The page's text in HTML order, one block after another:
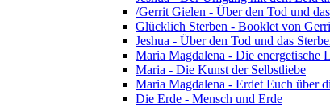
/Gerrit Gielen - Über den Tod und
Glücklich Sterben - Booklet von
Jeshua - Über den Tod und das
Maria Magdalena - Die energetische
Maria - Die Kunst der Selbstliebe
Maria Magdalena - Erdet Euch über
Die Erde - Mensch und Erde